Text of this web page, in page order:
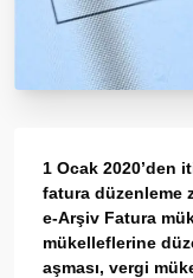
1 Ocak 2020’den
fatura düzenleme
e-Arşiv Fatura
mükelleflerine
aşması, vergi